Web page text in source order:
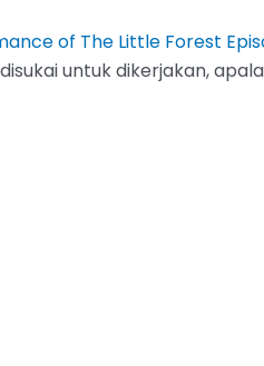
of The Little Forest
untuk dikerjakan,